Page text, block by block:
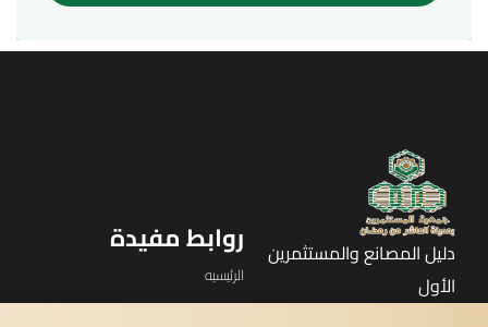
دليل المصانع والمستثمرين
الأول
روابط مفيدة
الرئيسيه